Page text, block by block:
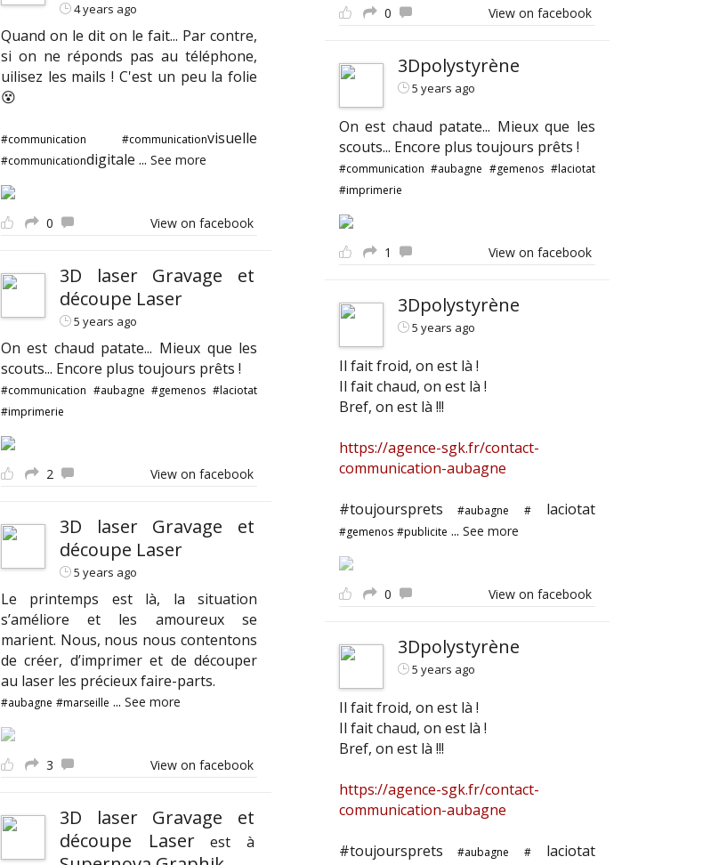
4 years ago
Quand on le dit on le fait... Par contre,
si on ne réponds pas au téléphone,
uilisez les mails ! C'est un peu la folie
😵
#communication #communicationvisuelle
#communicationdigitale ... See more
0 View on facebook
3D laser Gravage et
découpe Laser
5 years ago
On est chaud patate... Mieux que les
scouts... Encore plus toujours prêts !
#communication #aubagne #gemenos #laciotat
#imprimerie
2 View on facebook
3D laser Gravage et
découpe Laser
5 years ago
Le printemps est là, la situation
s’améliore et les amoureux se
marient. Nous, nous nous contentons
de créer, d’imprimer et de découper
au laser les précieux faire-parts.
#aubagne #marseille ... See more
3 View on facebook
3D laser Gravage et
découpe Laserest à
0 View on facebook
3Dpolystyrène
5 years ago
On est chaud patate... Mieux que les
scouts... Encore plus toujours prêts !
#communication #aubagne #gemenos #laciotat
#imprimerie
1 View on facebook
3Dpolystyrène
5 years ago
Il fait froid, on est là !
Il fait chaud, on est là !
Bref, on est là !!!
https://agence-sgk.fr/contact-
communication-aubagne
#toujoursprets#aubagne # laciotat
#gemenos #publicite ... See more
0 View on facebook
3Dpolystyrène
5 years ago
Il fait froid, on est là !
Il fait chaud, on est là !
Bref, on est là !!!
https://agence-sgk.fr/contact-
communication-aubagne
#toujoursprets#aubagne #
laciotat